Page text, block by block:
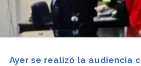
Ayer se realizó la audiencia